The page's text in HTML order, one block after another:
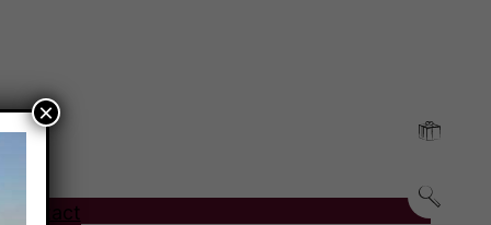
Contact
×